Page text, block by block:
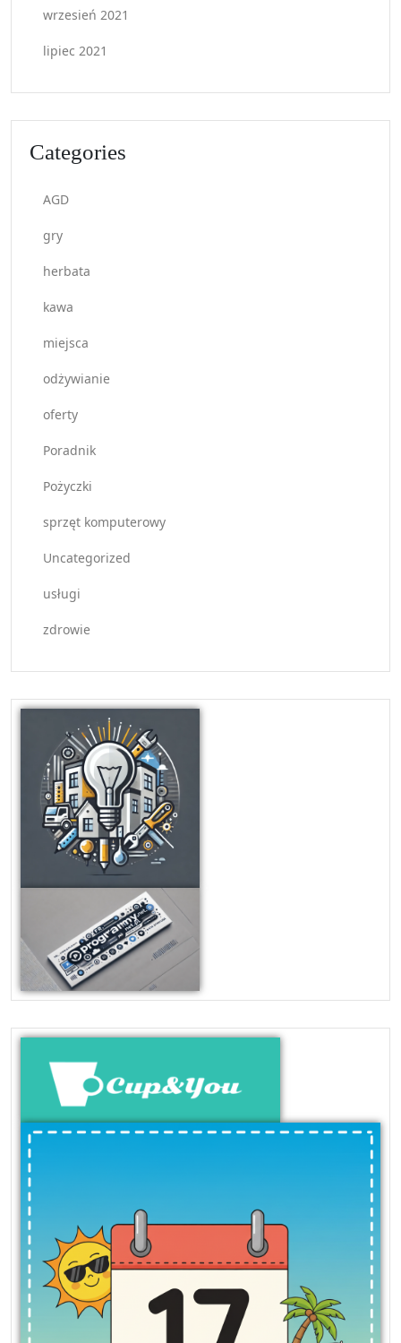
wrzesień 2021
lipiec 2021
Categories
AGD
gry
herbata
kawa
miejsca
odżywianie
oferty
Poradnik
Pożyczki
sprzęt komputerowy
Uncategorized
usługi
zdrowie